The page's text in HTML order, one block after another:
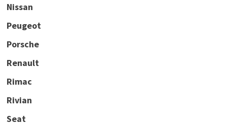
Nissan
Peugeot
Porsche
Renault
Rimac
Rivian
Seat